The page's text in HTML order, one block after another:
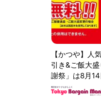
【かつや】人
引き&ご飯大
謝祭」は8月14